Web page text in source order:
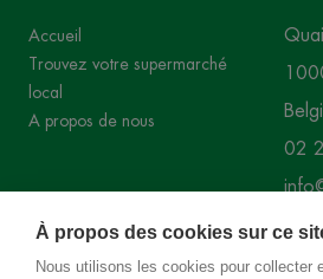
À propos des cookies sur ce
Nous utilisons les cookies pour collecter
Accueil
Trouvez votre supermarché
local
A propos de nous
02
RÉSEAUX SOCIAUX